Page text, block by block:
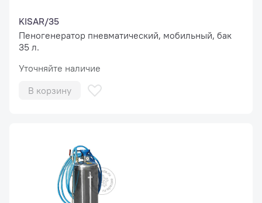
KISAR/35
Пеногенератор пневматический, мобильный, бак
35 л.
Уточняйте наличие
В корзину